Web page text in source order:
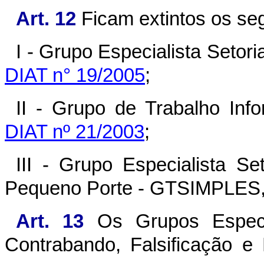
Art. 12 Ficam extintos os
I - Grupo Especialista
DIAT n° 19/2005;
II - Grupo de Trabalho
DIAT nº 21/2003;
III - Grupo Especialista
Pequeno Porte -
Art. 13 Os Grupos
Contrabando, Falsificação